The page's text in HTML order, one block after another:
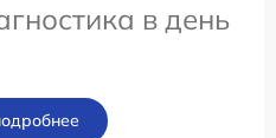
в день